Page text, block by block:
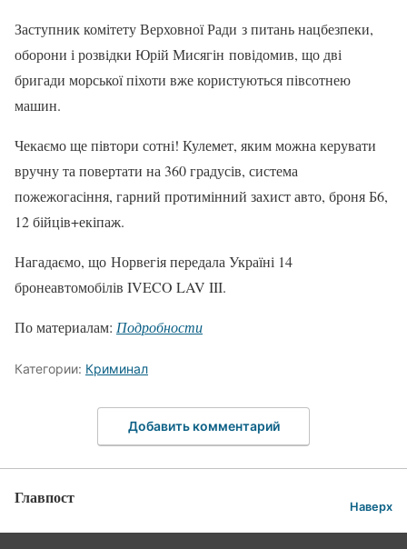
Заступник комітету Верховної Ради з питань нацбезпеки,
оборони і розвідки Юрій Мисягін повідомив, що дві
бригади морської піхоти вже користуються півсотнею
машин.
Чекаємо ще півтори сотні! Кулемет, яким можна керувати
вручну та повертати на 360 градусів, система
пожежогасіння, гарний протимінний захист авто, броня Б6,
12 бійців+екіпаж.
Нагадаємо, що Норвегія передала Україні 14
бронеавтомобілів IVECO LAV III.
По материалам: Подробности
Категории: Криминал
Добавить комментарий
Главпост Наверх